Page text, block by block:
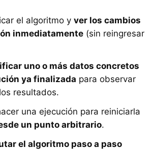
el algoritmo y ver los cambios
inmediatamente (sin reingresar
uno o más datos concretos
ya finalizada para observar
resultados.
una ejecución para reiniciarla
un punto arbitrario.
el algoritmo paso a paso